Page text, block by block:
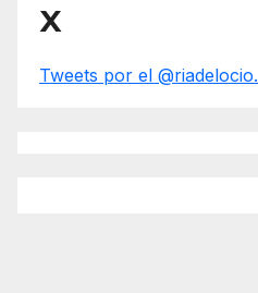
X
Tweets por el @riadelocio.